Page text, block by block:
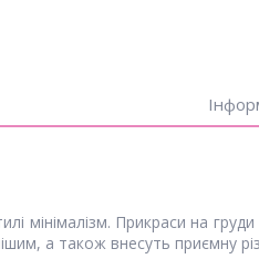
мінімалізм. Прикраси на
а також внесуть приємну